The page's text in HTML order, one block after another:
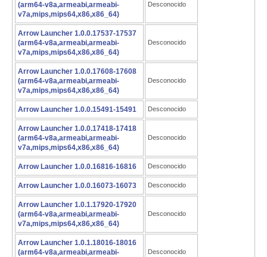
(arm64-v8a,armeabi,armeabi-
v7a,mips,mips64,x86,x86_64)
Desconocido
Arrow Launcher 1.0.0.17537-17537
(arm64-v8a,armeabi,armeabi-
v7a,mips,mips64,x86,x86_64)
Desconocido
Arrow Launcher 1.0.0.17608-17608
(arm64-v8a,armeabi,armeabi-
v7a,mips,mips64,x86,x86_64)
Desconocido
Arrow Launcher 1.0.0.15491-15491 Desconocido
Arrow Launcher 1.0.0.17418-17418
(arm64-v8a,armeabi,armeabi-
v7a,mips,mips64,x86,x86_64)
Desconocido
Arrow Launcher 1.0.0.16816-16816 Desconocido
Arrow Launcher 1.0.0.16073-16073 Desconocido
Arrow Launcher 1.0.1.17920-17920
(arm64-v8a,armeabi,armeabi-
v7a,mips,mips64,x86,x86_64)
Desconocido
Arrow Launcher 1.0.1.18016-18016
(arm64-v8a,armeabi,armeabi-
Desconocido